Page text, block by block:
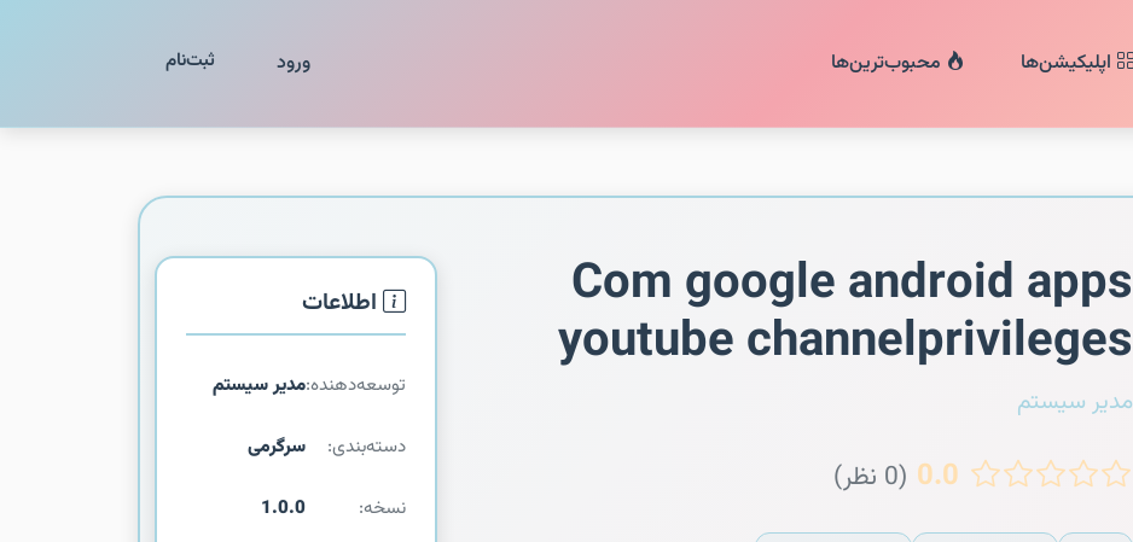
اپلیکیشن‌ها محبوب‌ترین‌ها ورود ثبت‌نام
Com google android apps
youtube channelprivileges
مدیر سیستم
0.0 (0 نظر)
اطلاعات
توسعه‌دهنده:مدیر سیستم
دسته‌بندی: سرگرمی
نسخه: 1.0.0